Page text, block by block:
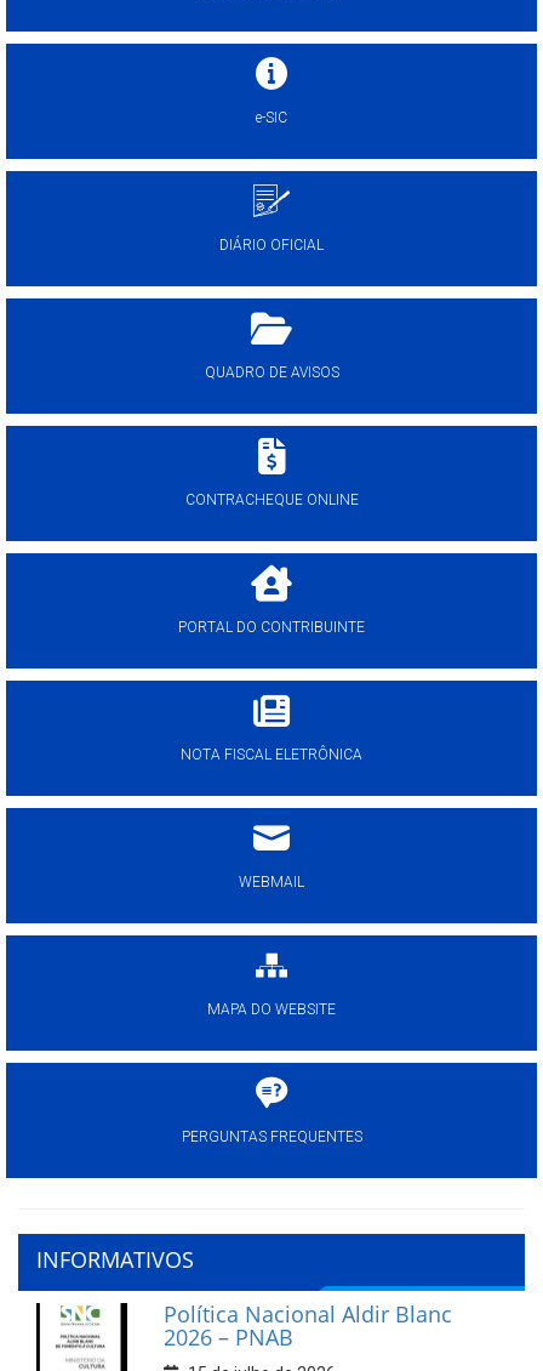
e-SIC
DIÁRIO OFICIAL
QUADRO DE AVISOS
CONTRACHEQUE ONLINE
PORTAL DO CONTRIBUINTE
NOTA FISCAL ELETRÔNICA
WEBMAIL
MAPA DO WEBSITE
PERGUNTAS FREQUENTES
INFORMATIVOS
Política Nacional Aldir Blanc
2026 – PNAB